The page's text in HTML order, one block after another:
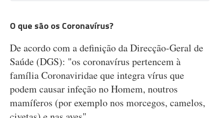
O que são os Coronavírus?
De acordo com a definição da Direcção-Geral de
Saúde (DGS): "os coronavírus pertencem à
família Coronaviridae que integra vírus que
podem causar infeção no Homem, noutros
mamíferos (por exemplo nos morcegos, camelos,